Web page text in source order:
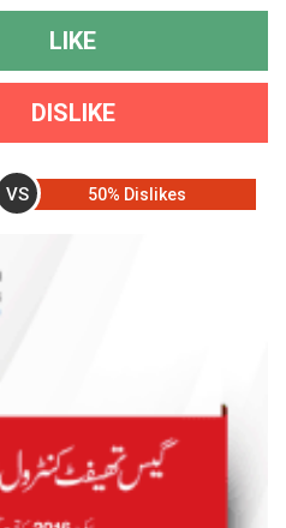
LIKE
DISLIKE
VS 50% Dislikes